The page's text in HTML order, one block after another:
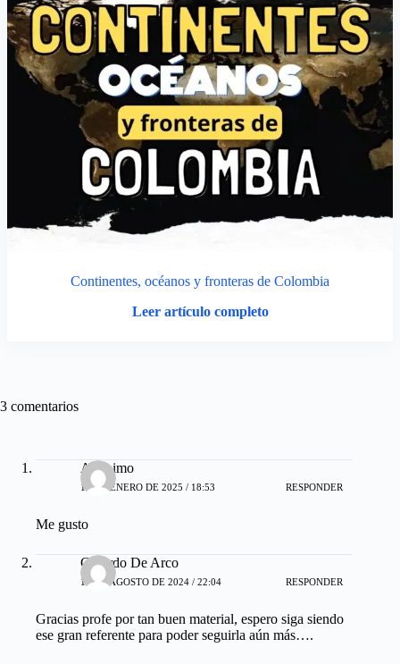
Continentes, océanos y fronteras de Colombia
Leer artículo completo
3 comentarios
Anónimo
15 DE ENERO DE 2025 / 18:53 RESPONDER
Me gusto
Gerardo De Arco
13 DE AGOSTO DE 2024 / 22:04 RESPONDER
Gracias profe por tan buen material, espero siga siendo
ese gran referente para poder seguirla aún más….